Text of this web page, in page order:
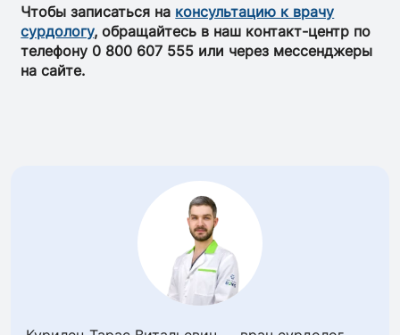
Чтобы записаться на консультацию к врачу
сурдологу, обращайтесь в наш контакт-центр по
телефону 0 800 607 555 или через мессенджеры
на сайте.